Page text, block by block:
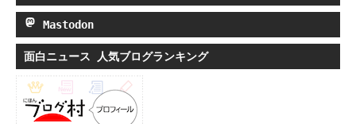
Mastodon
面白ニュース 人気ブログランキング